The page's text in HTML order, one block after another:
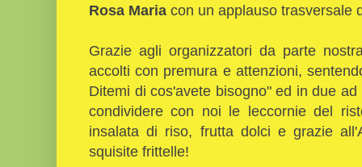
Rosa Maria con un applauso trasversale
Grazie agli organizzatori da parte
accolti con premura e attenzioni,
Ditemi di cos'avete bisogno" ed in due
condividere con noi le leccornie del
insalata di riso, frutta dolci e grazie
squisite frittelle!